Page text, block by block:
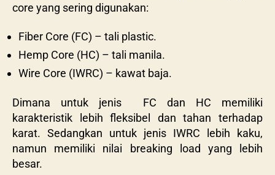
core yang sering digunakan:
Fiber Core (FC) – tali plastic.
Hemp Core (HC) – tali manila.
Wire Core (IWRC) – kawat baja.
Dimana untuk jenis FC dan HC memiliki
karakteristik lebih fleksibel dan tahan terhadap
karat. Sedangkan untuk jenis IWRC lebih kaku,
namun memiliki nilai breaking load yang lebih
besar.